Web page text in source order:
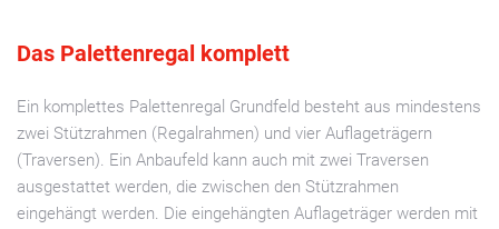
Das Palettenregal komplett
Ein komplettes Palettenregal Grundfeld besteht aus mindestens
zwei Stützrahmen (Regalrahmen) und vier Auflageträgern
(Traversen). Ein Anbaufeld kann auch mit zwei Traversen
ausgestattet werden, die zwischen den Stützrahmen
eingehängt werden. Die eingehängten Auflageträger werden mit